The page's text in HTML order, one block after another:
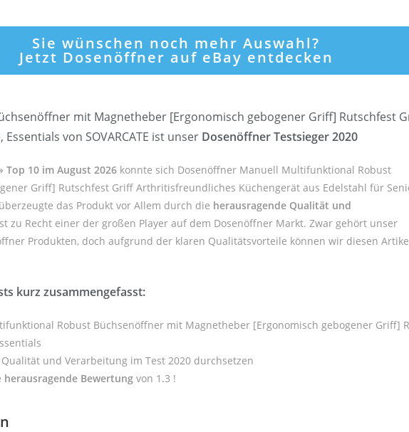
Sie wünschen noch mehr Auswahl?
Jetzt Dosenöffner auf eBay entdecken
mit Magnetheber [Ergonomisch gebogener Griff] Rutschfest
von SOVARCATE ist unser Dosenöffner Testsieger 2020
Top 10 im August 2026 konnte sich Dosenöffner Manuell Multifunktional Robust
Griff] Rutschfest Griff Arthritisfreundliches Küchengerät aus Edelstahl für
das Produkt vor Allem durch die herausragende Qualität und
zu Recht einer der großen Player auf dem Dosenöffner Markt. Zwar gehört unser
Produkten, doch aufgrund der klaren Qualitätsvorteile können wir diesen
kurz zusammengefasst:
Robust Büchsenöffner mit Magnetheber [Ergonomisch gebogener Griff]
und Verarbeitung im Test 2020 durchsetzen
herausragende Bewertung von 1.3 !